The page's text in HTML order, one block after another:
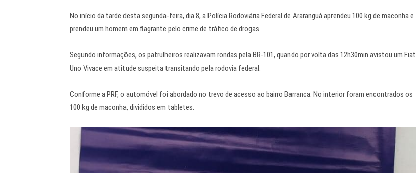
No início da tarde desta segunda-feira, dia 8, a Polícia Rodoviária Federal de Araranguá aprendeu 100 kg de maconha e
prendeu um homem em flagrante pelo crime de tráfico de drogas.
Segundo informações, os patrulheiros realizavam rondas pela BR-101, quando por volta das 12h30min avistou um Fiat
Uno Vivace em atitude suspeita transitando pela rodovia federal.
Conforme a PRF, o automóvel foi abordado no trevo de acesso ao bairro Barranca. No interior foram encontrados os
100 kg de maconha, divididos em tabletes.